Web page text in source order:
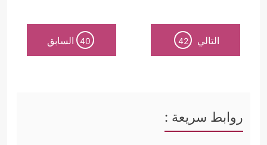
التالي 42
40 السابق
روابط سريعة :